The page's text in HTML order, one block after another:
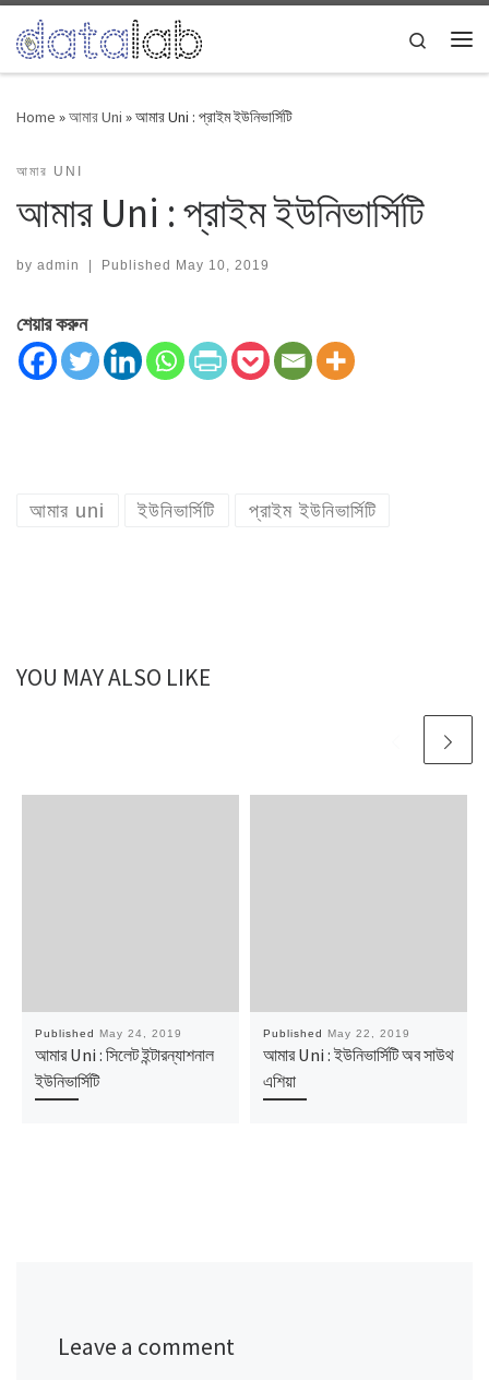
Skip to content
Search
Home »আমার Uni »আমার Uni : প্রাইম ইউনিভার্সিটি
আমার UNI
আমার Uni : প্রাইম ইউনিভার্সিটি
by admin | Published May 10, 2019
শেয়ার করুন
আমার uni ইউনিভার্সিটি প্রাইম ইউনিভার্সিটি
YOU MAY ALSO LIKE
Published May 24, 2019
আমার Uni : সিলেট ইন্টারন্যাশনাল
ইউনিভার্সিটি
Published May 22, 2019
আমার Uni : ইউনিভার্সিটি অব সাউথ
এশিয়া
Leave a comment